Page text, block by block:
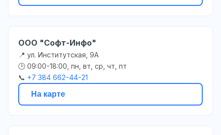
ООО "Софт-Инфо"
📍 ул. Институтская, 9А
🕒 09:00-18:00, пн, вт, ср, чт, пт
📞 +7 384 662-44-21
На карте